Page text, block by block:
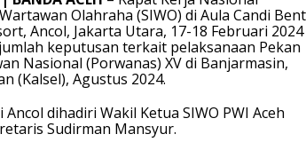
Olahraha (SIWO) di Aula Candi
Ancol, Jakarta Utara, 17-18 Februari 2024
keputusan terkait pelaksanaan Pekan
Nasional (Porwanas) XV di Banjarmasin,
(Kalsel), Agustus 2024.
Ancol dihadiri Wakil Ketua SIWO PWI Aceh
Sudirman Mansyur.